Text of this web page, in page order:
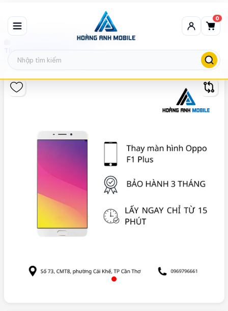
0
Thay màn hình Oppo
Thay màn hình Oppo F1 Plus